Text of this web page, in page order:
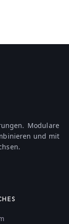
Modulare
und mit